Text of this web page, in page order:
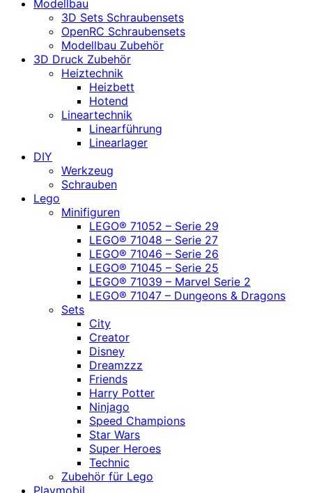
Modellbau
3D Sets Schraubensets
OpenRC Schraubensets
Modellbau Zubehör
3D Druck Zubehör
Heiztechnik
Heizbett
Hotend
Lineartechnik
Linearführung
Linearlager
DIY
Werkzeug
Schrauben
Lego
Minifiguren
LEGO® 71052 – Serie 29
LEGO® 71048 – Serie 27
LEGO® 71046 – Serie 26
LEGO® 71045 – Serie 25
LEGO® 71039 – Marvel Serie 2
LEGO® 71047 – Dungeons & Dragons
Sets
City
Creator
Disney
Dreamzzz
Friends
Harry Potter
Ninjago
Speed Champions
Star Wars
Super Heroes
Technic
Zubehör für Lego
Playmobil